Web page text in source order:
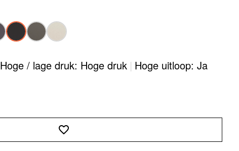
Hoge / lage druk: Hoge druk | Hoge uitloop: Ja